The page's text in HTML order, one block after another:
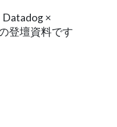
×
登壇資料です